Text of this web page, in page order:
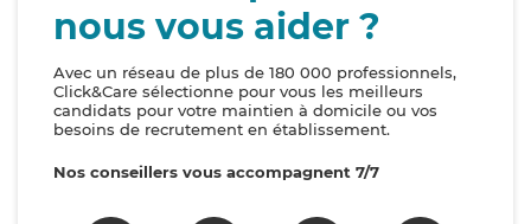
nous vous aider ?
Avec un réseau de plus de 180 000 professionnels,
Click&Care sélectionne pour vous les meilleurs
candidats pour votre maintien à domicile ou vos
besoins de recrutement en établissement.
Nos conseillers vous accompagnent 7/7